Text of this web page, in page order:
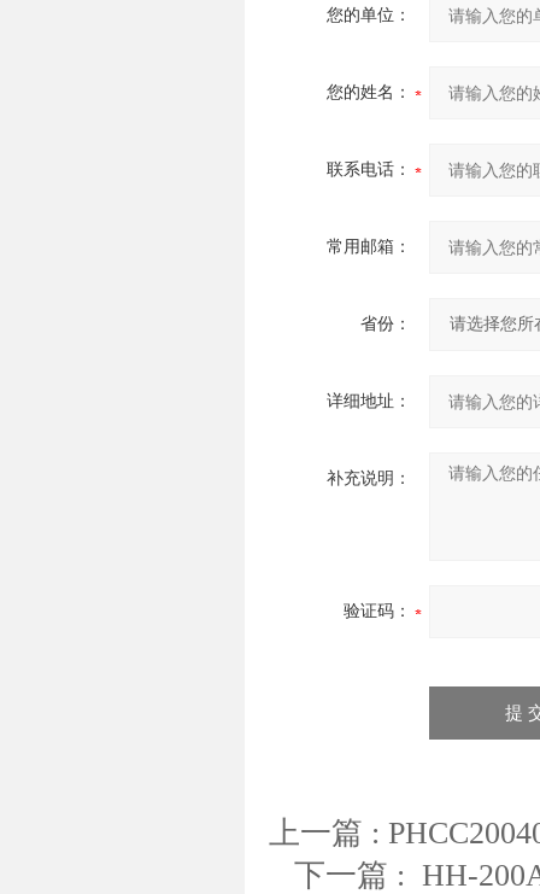
您的单位：
您的姓名：
联系电话：
常用邮箱：
省份：
详细地址：
补充说明：
验证码：
上一篇 :
下一篇 : HH-